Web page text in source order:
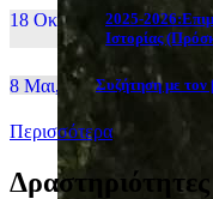
18 Οκτ, 25
2025-
Ιστορίας
8 Μαι, 26 Συζήτηση με
Περισσότερα
Δραστηριότητες